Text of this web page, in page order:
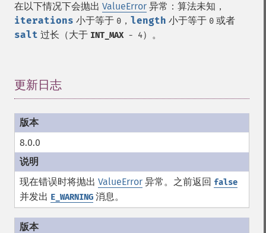
在以下情况下会抛出 ValueError 异常：算法未知，
iterations 小于等于 0 ， length 小于等于 0 或者
salt 过长（大于 INT_MAX- 4）。
更新日志
8.0.0
现在错误时将抛出 ValueError 异常。之前返回 false
并发出 E_WARNING 消息。